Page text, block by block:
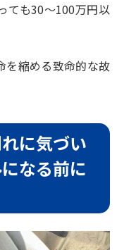
ても30〜100万円以
を縮める致命的な故
に気づい
なる前に